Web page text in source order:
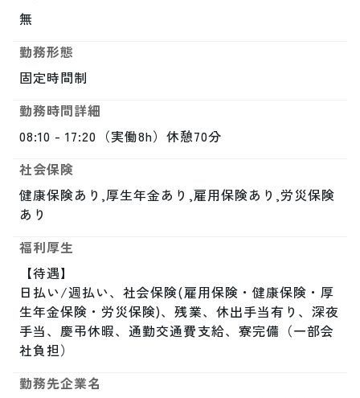
無
勤務形態
固定時間制
勤務時間詳細
08:10 - 17:20（実働8h）休憩70分
社会保険
健康保険あり,厚生年金あり,雇用保険あり,労災保険
あり
福利厚生
【待遇】
日払い/週払い、社会保険(雇用保険・健康保険・厚
生年金保険・労災保険)、残業、休出手当有り、深夜
手当、慶弔休暇、通勤交通費支給、寮完備（一部会
社負担）
勤務先企業名